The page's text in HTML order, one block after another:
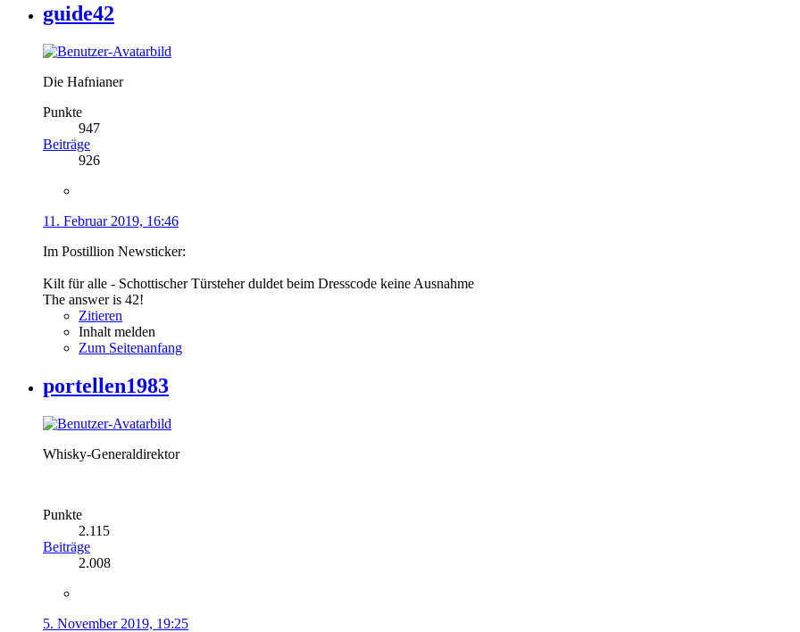
guide42
Die Hafnianer
Punkte
947
Beiträge
926
11. Februar 2019, 16:46
Im Postillion Newsticker:
Kilt für alle - Schottischer Türsteher duldet beim Dresscode keine Ausnahme
The answer is 42!
Zitieren
Inhalt melden
Zum Seitenanfang
portellen1983
Whisky-Generaldirektor
Punkte
2.115
Beiträge
2.008
5. November 2019, 19:25